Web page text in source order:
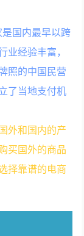
国内最早以跨
业经验丰富，
照的中国民营
了当地支付机
外和国内的产
买国外的商品
择靠谱的电商